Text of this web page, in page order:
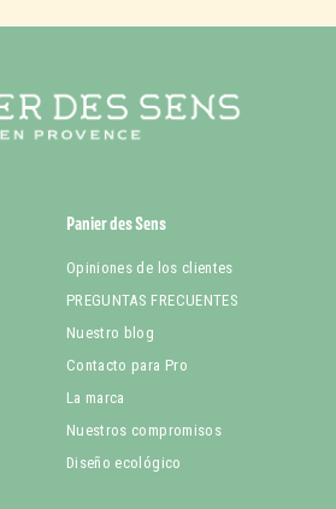
Panier des Sens
Opiniones de los clientes
PREGUNTAS FRECUENTES
Nuestro blog
Contacto para Pro
La marca
Nuestros compromisos
Diseño ecológico